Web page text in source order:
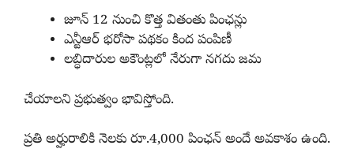
జూన్ 12 నుంచి కొత్త వితంతు పింఛన్లు
ఎన్టీఆర్ భరోసా పథకం కింద పంపిణీ
లబ్ధిదారుల అకౌంట్లలో నేరుగా నగదు జమ
చేయాలని ప్రభుత్వం భావిస్తోంది.
ప్రతి అర్హురాలికి నెలకు రూ.4,000 పింఛన్ అందే అవకాశం ఉంది.